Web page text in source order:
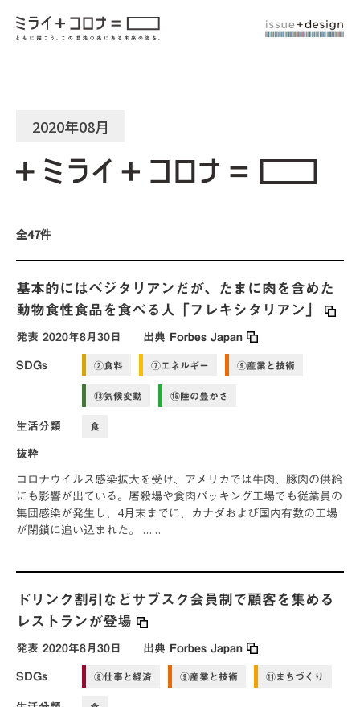
2020年08月
全47件
基本的にはベジタリアンだが、たまに肉を含めた
動物食性食品を食べる人「フレキシタリアン」
発表 2020年8月30日 出典 Forbes Japan
SDGs ②食料 ⑦エネルギー ⑨産業と技術
⑬気候変動 ⑮陸の豊かさ
生活分類 食
抜粋
コロナウイルス感染拡大を受け、アメリカでは牛肉、豚肉の供給
にも影響が出ている。屠殺場や食肉パッキング工場でも従業員の
集団感染が発生し、4月末までに、カナダおよび国内有数の工場
が閉鎖に追い込まれた。 ……
ドリンク割引などサブスク会員制で顧客を集める
レストランが登場
発表 2020年8月30日 出典 Forbes Japan
SDGs ⑧仕事と経済 ⑨産業と技術 ⑪まちづくり